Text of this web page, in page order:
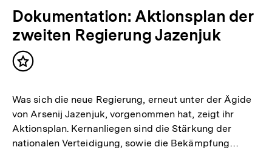
Dokumentation: Aktionsplan der
zweiten Regierung Jazenjuk
Inhalt
Was sich die neue Regierung, erneut unter der Ägide
von Arsenij Jazenjuk, vorgenommen hat, zeigt ihr
Aktionsplan. Kernanliegen sind die Stärkung der
nationalen Verteidigung, sowie die Bekämpfung…